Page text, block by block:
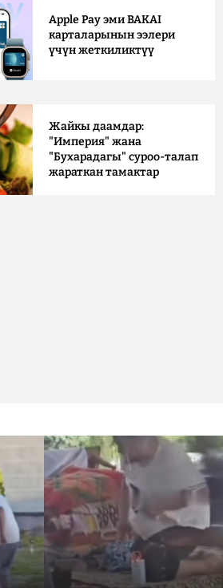
Apple Pay эми BAKAI
карталарынын ээлери
үчүн жеткиликтүү
Жайкы даамдар:
"Империя" жана
"Бухарадагы" суроо-талап
жараткан тамактар